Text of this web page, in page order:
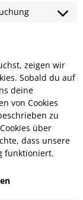
zeigen wir
Sobald du auf
deine
von Cookies
zu
über
dass unsere
funktioniert.